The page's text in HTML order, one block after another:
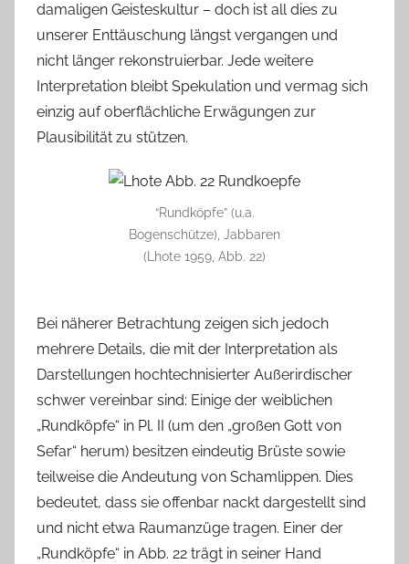
damaligen Geisteskultur – doch ist all dies zu
unserer Enttäuschung längst vergangen und
nicht länger rekonstruierbar. Jede weitere
Interpretation bleibt Spekulation und vermag sich
einzig auf oberflächliche Erwägungen zur
Plausibilität zu stützen.
“Rundköpfe” (u.a.
Bogenschütze), Jabbaren
(Lhote 1959, Abb. 22)
Bei näherer Betrachtung zeigen sich jedoch
mehrere Details, die mit der Interpretation als
Darstellungen hochtechnisierter Außerirdischer
schwer vereinbar sind: Einige der weiblichen
„Rundköpfe“ in Pl. II (um den „großen Gott von
Sefar“ herum) besitzen eindeutig Brüste sowie
teilweise die Andeutung von Schamlippen. Dies
bedeutet, dass sie offenbar nackt dargestellt sind
und nicht etwa Raumanzüge tragen. Einer der
„Rundköpfe“ in Abb. 22 trägt in seiner Hand